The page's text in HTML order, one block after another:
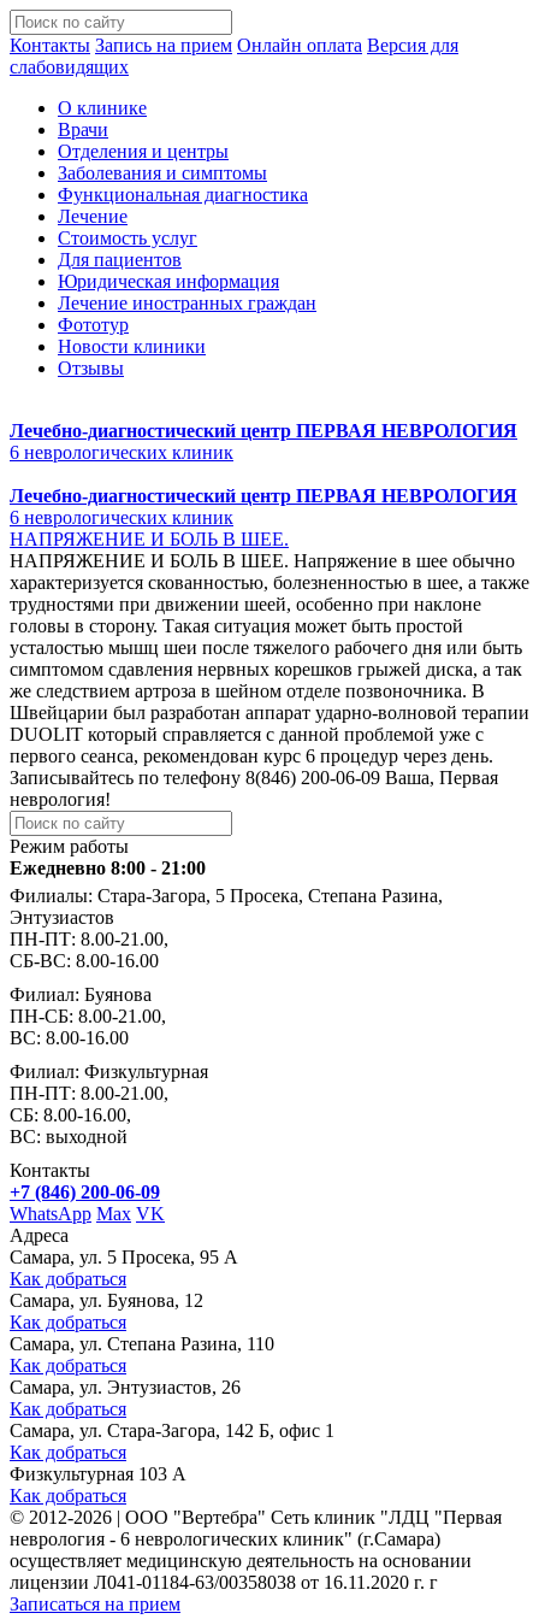
Контакты Запись на прием Онлайн оплата Версия для
слабовидящих
О клинике
Врачи
Отделения и центры
Заболевания и симптомы
Функциональная диагностика
Лечение
Стоимость услуг
Для пациентов
Юридическая информация
Лечение иностранных граждан
Фототур
Новости клиники
Отзывы
Лечебно-диагностический центр ПЕРВАЯ НЕВРОЛОГИЯ
6 неврологических клиник
Лечебно-диагностический центр ПЕРВАЯ НЕВРОЛОГИЯ
6 неврологических клиник
НАПРЯЖЕНИЕ И БОЛЬ В ШЕЕ.
НАПРЯЖЕНИЕ И БОЛЬ В ШЕЕ. Напряжение в шее обычно
характеризуется скованностью, болезненностью в шее, а также
трудностями при движении шеей, особенно при наклоне
головы в сторону. ️Такая ситуация может быть простой
усталостью мышц шеи после тяжелого рабочего дня или ️быть
симптомом сдавления нервных корешков грыжей диска, а так
же ️следствием артроза в шейном отделе позвоночника. В
Швейцарии был разработан аппарат ударно-волновой терапии
DUOLIT который справляется с данной проблемой уже с
первого сеанса️, рекомендован курс 6 процедур через день.
Записывайтесь по телефону ️8(846) 200-06-09 Ваша, Первая
неврология!
Режим работы
Ежедневно 8:00 - 21:00
Филиалы: Стара-Загора, 5 Просека, Степана Разина,
Энтузиастов
ПН-ПТ: 8.00-21.00,
СБ-ВС: 8.00-16.00
Филиал: Буянова
ПН-СБ: 8.00-21.00,
ВС: 8.00-16.00
Филиал: Физкультурная
ПН-ПТ: 8.00-21.00,
СБ: 8.00-16.00,
ВС: выходной
Контакты
+7 (846) 200-06-09
WhatsApp Max VK
Адреса
Самара, ул. 5 Просека, 95 А
Как добраться
Самара, ул. Буянова, 12
Как добраться
Самара, ул. Степана Разина, 110
Как добраться
Самара, ул. Энтузиастов, 26
Как добраться
Самара, ул. Стара-Загора, 142 Б, офис 1
Как добраться
Физкультурная 103 А
Как добраться
© 2012-2026 | ООО "Вертебра" Сеть клиник "ЛДЦ "Первая
неврология - 6 неврологических клиник" (г.Самара)
осуществляет медицинскую деятельность на основании
лицензии Л041-01184-63/00358038 от 16.11.2020 г. г
Записаться на прием